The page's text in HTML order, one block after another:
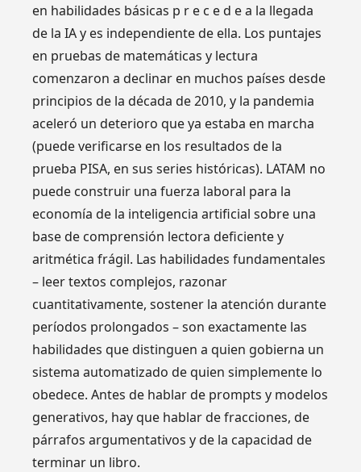
en habilidades básicas p r e c e d e a la llegada
de la IA y es independiente de ella. Los puntajes
en pruebas de matemáticas y lectura
comenzaron a declinar en muchos países desde
principios de la década de 2010, y la pandemia
aceleró un deterioro que ya estaba en marcha
(puede verificarse en los resultados de la
prueba PISA, en sus series históricas). LATAM no
puede construir una fuerza laboral para la
economía de la inteligencia artificial sobre una
base de comprensión lectora deficiente y
aritmética frágil. Las habilidades fundamentales
– leer textos complejos, razonar
cuantitativamente, sostener la atención durante
períodos prolongados – son exactamente las
habilidades que distinguen a quien gobierna un
sistema automatizado de quien simplemente lo
obedece. Antes de hablar de prompts y modelos
generativos, hay que hablar de fracciones, de
párrafos argumentativos y de la capacidad de
terminar un libro.